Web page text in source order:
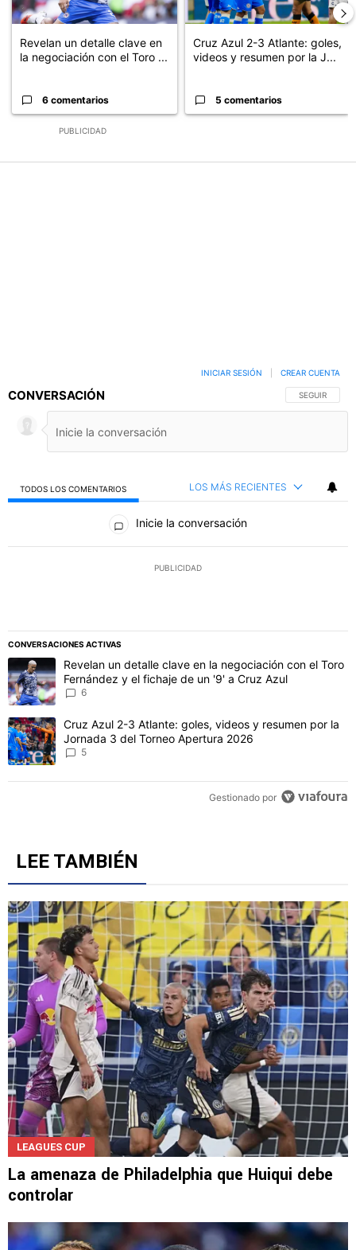
PUBLICIDAD
Revelan un detalle clave en
la negociación con el Toro ...
6 comentarios
Cruz Azul 2-3 Atlante: goles,
videos y resumen por la J...
5 comentarios
CONVERSACIÓN SIGA ESTA
SEGUIR
INICIAR SESIÓN CREAR CUENTA
TODOS LOS COMENTARIOS LOS MÁS RECIENTES
Todos los comentarios
Inicie la conversación
PUBLICIDAD
CONVERSACIONES ACTIVAS
Este listado muestra los artículos con más comentarios en los
Un artículo de tendencia con el título "Revelan un detalle clave
Revelan un detalle clave en la negociación con el Toro
Fernández y el fichaje de un '9' a Cruz Azul
6
Un artículo de tendencia con el título "Cruz Azul 2-3 Atlante:
Cruz Azul 2-3 Atlante: goles, videos y resumen por la
Jornada 3 del Torneo Apertura 2026
5
Gestionado por
LEE TAMBIÉN
LEAGUES CUP
La amenaza de Philadelphia que Huiqui debe
controlar